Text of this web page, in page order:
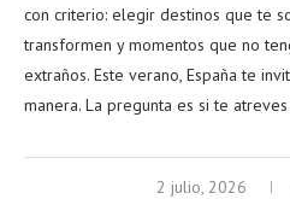
con criterio: elegir destinos que te
transformen y momentos que no
extraños. Este verano, España te
manera. La pregunta es si te
2 julio, 2026